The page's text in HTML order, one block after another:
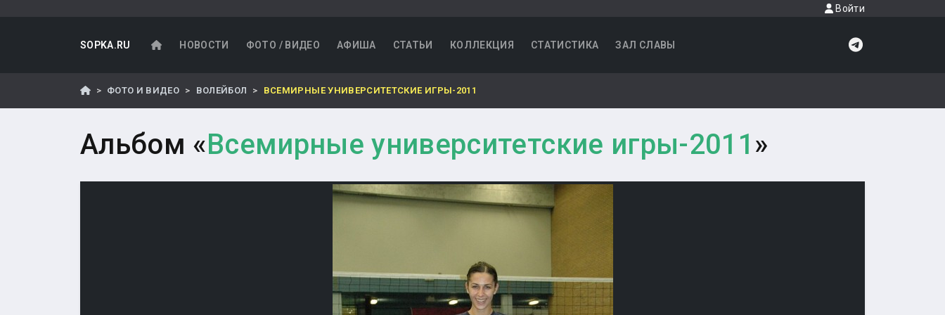
Войти
SOPKA.RU НОВОСТИ ФОТО / ВИДЕО АФИША СТАТЬИ КОЛЛЕКЦИЯ СТАТИСТИКА ЗАЛ СЛАВЫ
ФОТО И ВИДЕО ВОЛЕЙБОЛ ВСЕМИРНЫЕ УНИВЕРСИТЕТСКИЕ ИГРЫ-2011
Альбом «Всемирные университетские игры-2011 »